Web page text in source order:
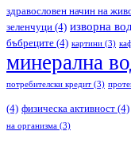
здравословен начин на
зеленчуци (4) изворна
бъбреците (4) картини (3)
минерална
потребителски кредит (3)
(4) физическа активност (4)
на организма (3)